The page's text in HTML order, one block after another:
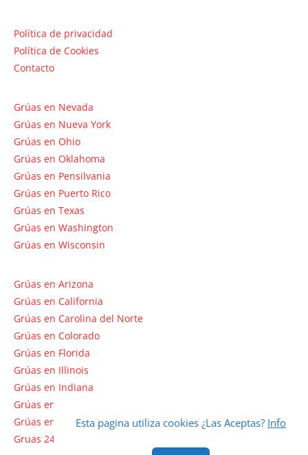
Política de privacidad
Política de Cookies
Contacto
Grúas en Nevada
Grúas en Nueva York
Grúas en Ohio
Grúas en Oklahoma
Grúas en Pensilvania
Grúas en Puerto Rico
Grúas en Texas
Grúas en Washington
Grúas en Wisconsin
Grúas en Arizona
Grúas en California
Grúas en Carolina del Norte
Grúas en Colorado
Grúas en Florida
Grúas en Illinois
Grúas en Indiana
Grúas en Massachusetts
Grúas en Nebraska
Gruas 24 en Dallas Tx
Esta pagina utiliza cookies ¿Las Aceptas? Info